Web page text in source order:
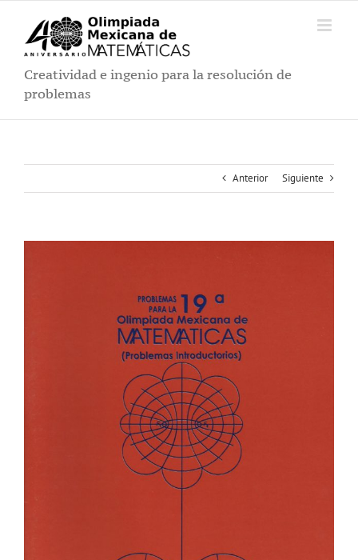
contenido
Creatividad e ingenio para la resolución de
problemas
Anterior Siguiente